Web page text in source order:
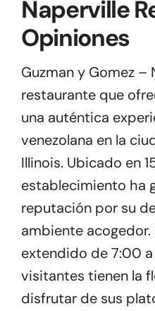
Naperville
Opiniones
Guzman y Gomez –
restaurante que
una auténtica
venezolana en la
Illinois. Ubicado en
establecimiento ha
reputación por su
ambiente
extendido de 7:00
visitantes tienen la
disfrutar de sus